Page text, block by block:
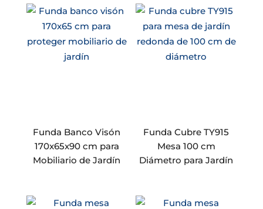
Funda Banco Visón
170x65x90 cm para
Mobiliario de Jardín
Funda Cubre TY915
Mesa 100 cm
Diámetro para Jardín